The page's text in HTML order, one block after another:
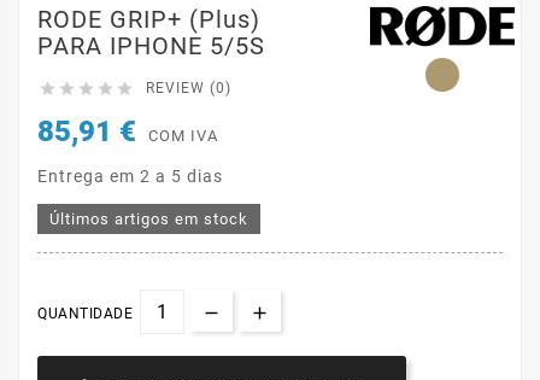
RODE GRIP+ (plus)
PARA IPHONE 5/5S
     REVIEW (0)
85,91 € COM IVA
Entrega em 2 a 5 dias
Últimos artigos em stock
QUANTIDADE